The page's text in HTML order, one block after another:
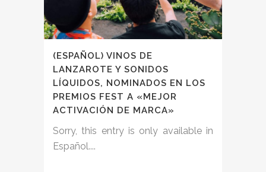
(ESPAÑOL) VINOS DE
LANZAROTE Y SONIDOS
LÍQUIDOS, NOMINADOS EN LOS
PREMIOS FEST A «MEJOR
ACTIVACIÓN DE MARCA»
Sorry, this entry is only available in
Español....